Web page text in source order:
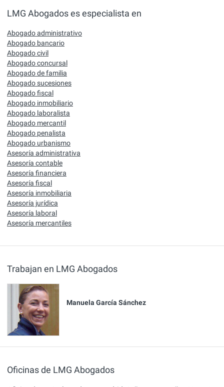
LMG Abogados es especialista en
Abogado administrativo
Abogado bancario
Abogado civil
Abogado concursal
Abogado de familia
Abogado sucesiones
Abogado fiscal
Abogado inmobiliario
Abogado laboralista
Abogado mercantil
Abogado penalista
Abogado urbanismo
Asesoría administrativa
Asesoría contable
Asesoría financiera
Asesoría fiscal
Asesoría inmobiliaria
Asesoría jurídica
Asesoría laboral
Asesoría mercantiles
Trabajan en LMG Abogados
Manuela García Sánchez
Oficinas de LMG Abogados